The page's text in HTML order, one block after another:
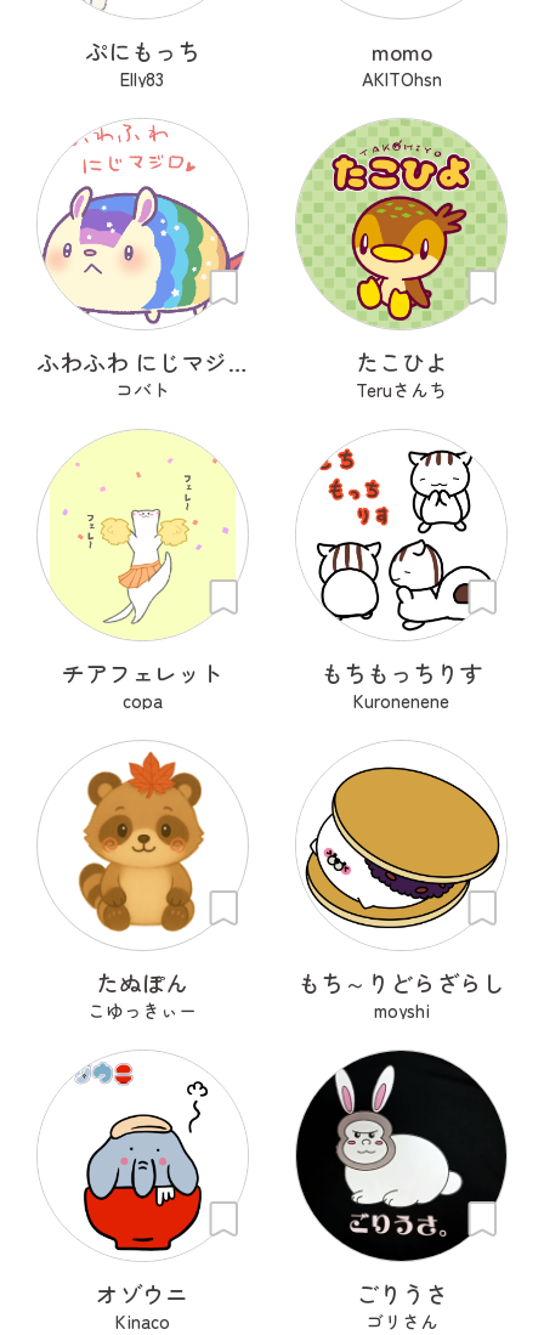
ぷにもっち
Elly83
momo
AKITOhsn
ふわふわ にじマジロ
コバト
たこひよ
Teruさんち
チアフェレット
copa
もちもっちりす
Kuronenene
たぬぽん
こゆっきぃー
もち～りどらざらし
moyshi
オゾウニ
Kinaco
ごりうさ
ゴリさん